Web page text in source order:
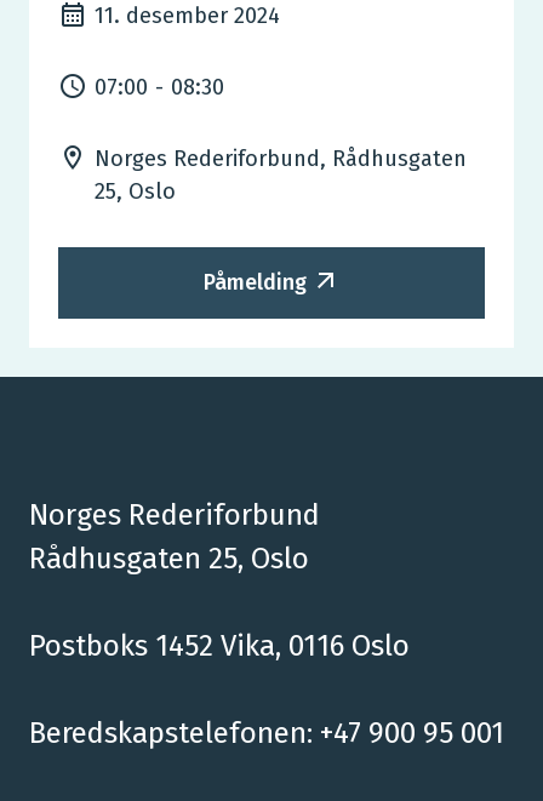
11. desember 2024
07:00 - 08:30
Norges Rederiforbund, Rådhusgaten
25, Oslo
Påmelding
Norges Rederiforbund
Rådhusgaten 25, Oslo
Postboks 1452 Vika, 0116 Oslo
Beredskapstelefonen: +47 900 95 001